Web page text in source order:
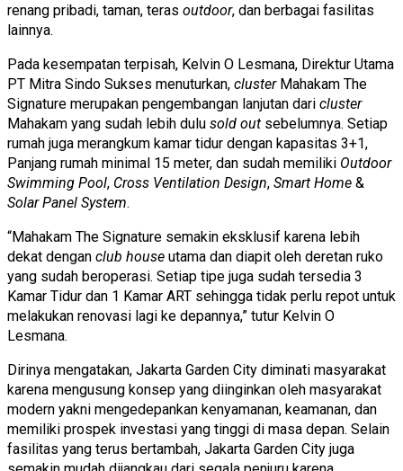
renang pribadi, taman, teras outdoor, dan berbagai fasilitas
lainnya.
Pada kesempatan terpisah, Kelvin O Lesmana, Direktur Utama
PT Mitra Sindo Sukses menuturkan, clusterMahakam The
Signature merupakan pengembangan lanjutan dari cluster
Mahakam yang sudah lebih dulu sold out sebelumnya. Setiap
rumah juga merangkum kamar tidur dengan kapasitas 3+1,
Panjang rumah minimal 15 meter, dan sudah memiliki Outdoor
Swimming Pool, Cross Ventilation Design, Smart Home &
Solar Panel System.
“Mahakam The Signature semakin eksklusif karena lebih
dekat dengan club house utama dan diapit oleh deretan ruko
yang sudah beroperasi. Setiap tipe juga sudah tersedia 3
Kamar Tidur dan 1 Kamar ART sehingga tidak perlu repot untuk
melakukan renovasi lagi ke depannya,” tutur Kelvin O
Lesmana.
Dirinya mengatakan, Jakarta Garden City diminati masyarakat
karena mengusung konsep yang diinginkan oleh masyarakat
modern yakni mengedepankan kenyamanan, keamanan, dan
memiliki prospek investasi yang tinggi di masa depan. Selain
fasilitas yang terus bertambah, Jakarta Garden City juga